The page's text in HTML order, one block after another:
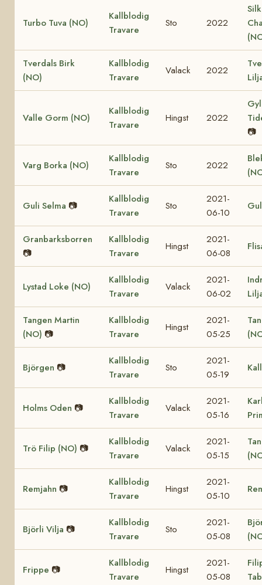
Turbo Tuva (NO)
Kallblodig
Travare
Sto 2022
Tverdals Birk
(NO)
Kallblodig
Travare
Valack 2022
Valle Gorm (NO)
Kallblodig
Travare
Hingst 2022
📷
Varg Borka (NO)
Kallblodig
Travare
Sto 2022
Guli Selma 📷
Kallblodig
Travare
Sto
2021-
06-10
Granbarksborren
📷
Kallblodig
Travare
Hingst
2021-
06-08
Lystad Loke (NO)
Kallblodig
Travare
Valack
2021-
06-02
Tangen Martin
(NO) 📷
Kallblodig
Travare
Hingst
2021-
05-25
Björgen 📷
Kallblodig
Travare
Sto
2021-
05-19
Holms Oden 📷
Kallblodig
Travare
Valack
2021-
05-16
Trö Filip (NO) 📷
Kallblodig
Travare
Valack
2021-
05-15
Remjahn 📷
Kallblodig
Travare
Hingst
2021-
05-10
Björli Vilja 📷
Kallblodig
Travare
Sto
2021-
05-08
Frippe 📷
Kallblodig
Travare
Hingst
2021-
05-08